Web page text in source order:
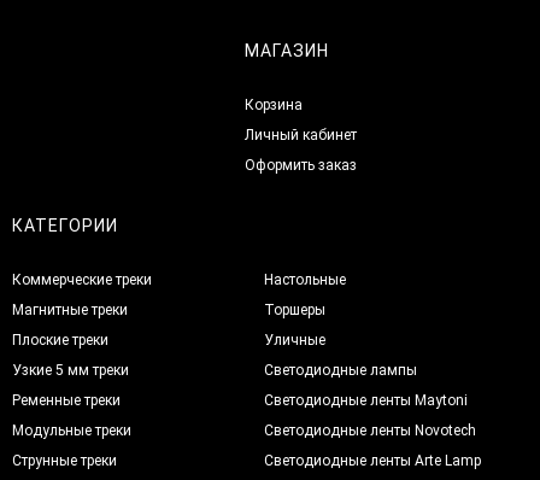
МАГАЗИН
Корзина
Личный кабинет
Оформить заказ
КАТЕГОРИИ
Коммерческие треки
Магнитные треки
Плоские треки
Узкие 5 мм треки
Ременные треки
Модульные треки
Струнные треки
Настольные
Торшеры
Уличные
Светодиодные лампы
Светодиодные ленты Maytoni
Светодиодные ленты Novotech
Светодиодные ленты Arte Lamp